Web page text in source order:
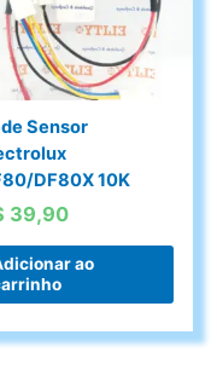
Sensor
DF80X 10K
39,90
ao